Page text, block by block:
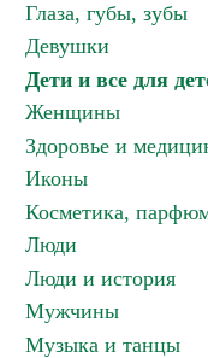
Глаза, губы, зубы
Девушки
Дети и все для
Женщины
Здоровье и
Иконы
Косметика,
Люди
Люди и история
Мужчины
Музыка и танцы